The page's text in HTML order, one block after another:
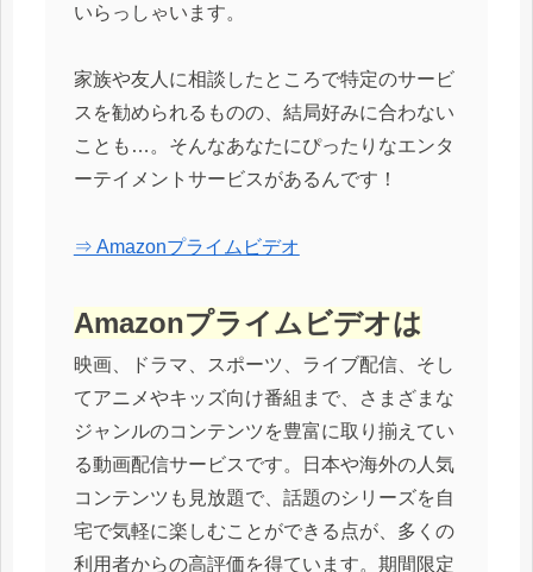
いらっしゃいます。
家族や友人に相談したところで特定のサービ
スを勧められるものの、結局好みに合わない
ことも…。そんなあなたにぴったりなエンタ
ーテイメントサービスがあるんです！
⇒ Amazonプライムビデオ
Amazonプライムビデオは
映画、ドラマ、スポーツ、ライブ配信、そし
てアニメやキッズ向け番組まで、さまざまな
ジャンルのコンテンツを豊富に取り揃えてい
る動画配信サービスです。日本や海外の人気
コンテンツも見放題で、話題のシリーズを自
宅で気軽に楽しむことができる点が、多くの
利用者からの高評価を得ています。期間限定